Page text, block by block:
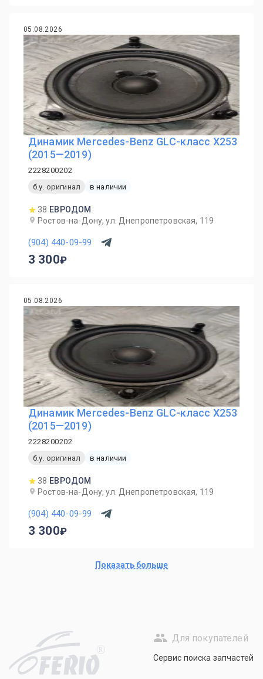
05.08.2026
Динамик Mercedes-Benz GLC-класс X253
(2015—2019)
2228200202
б.у. оригинал
в наличии
38 ЕВРОДОМ
Ростов-на-Дону, ул. Днепропетровская, 119
(904) 440-09-99
3 300
05.08.2026
Динамик Mercedes-Benz GLC-класс X253
(2015—2019)
2228200202
б.у. оригинал
в наличии
38 ЕВРОДОМ
Ростов-на-Дону, ул. Днепропетровская, 119
(904) 440-09-99
3 300
Показать больше
R
Для покупателей
Сервис поиска запчастей